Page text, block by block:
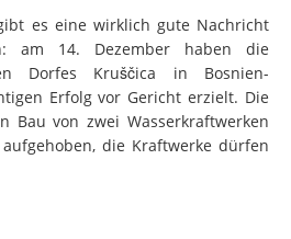
es eine wirklich gute Nachricht
am 14. Dezember haben die
Dorfes Kruščica in Bosnien-
Erfolg vor Gericht erzielt. Die
Bau von zwei Wasserkraftwerken
die Kraftwerke dürfen